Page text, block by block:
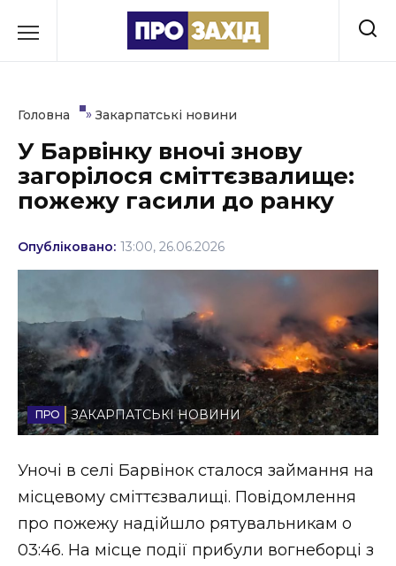
до
Культура
Освіта
Події
Соціум
Спорт
Стиль життя
Втрачений Ужгород (відеоверсія)
Головна » Закарпатські новини
У Барвінку вночі знову
загорілося сміттєзвалище:
пожежу гасили до ранку
Опубліковано: 13:00, 26.06.2026
ЗАКАРПАТСЬКІ НОВИНИ
Уночі в селі Барвінок сталося займання на
місцевому сміттєзвалищі. Повідомлення
про пожежу надійшло рятувальникам о
03:46. На місце події прибули вогнеборці з